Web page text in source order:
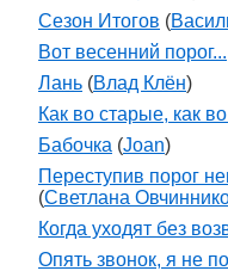
Сезон Итогов (
Вот весенний порог...
Лань (Влад Клён)
Как во старые, как
Бабочка (Joan)
Переступив порог
(Светлана
Когда уходят без
Опять звонок, я не